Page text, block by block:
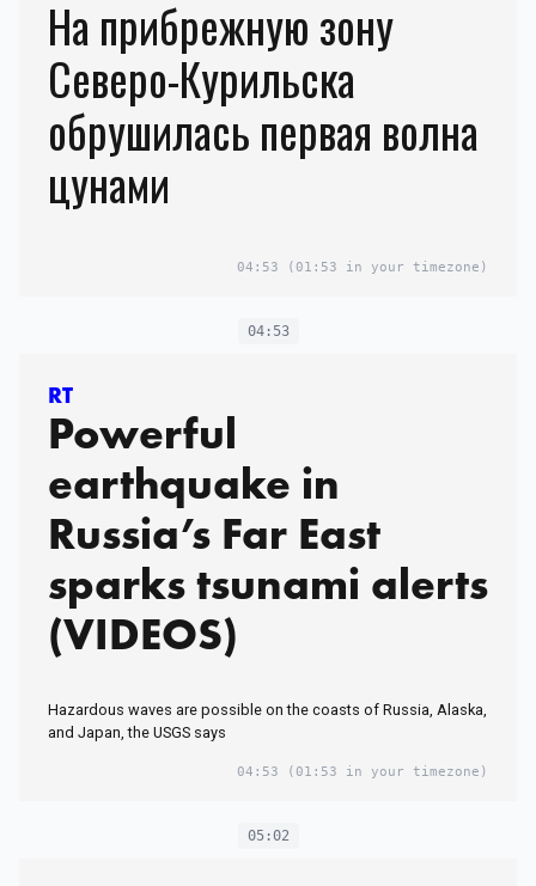
На прибрежную зону
Северо-Курильска
обрушилась первая волна
цунами
04:53 (01:53 in your timezone)
04:53
RT
Powerful
earthquake in
Russia’s Far East
sparks tsunami alerts
(VIDEOS)
Hazardous waves are possible on the coasts of Russia, Alaska,
and Japan, the USGS says
04:53 (01:53 in your timezone)
05:02